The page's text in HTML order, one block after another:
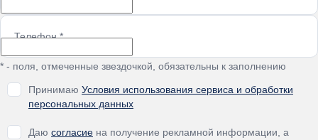
Телефон*
* - поля, отмеченные звездочкой, обязательны к заполнению
Принимаю Условия использования сервиса и обработки
персональных данных
Даю согласие на получение рекламной информации, а